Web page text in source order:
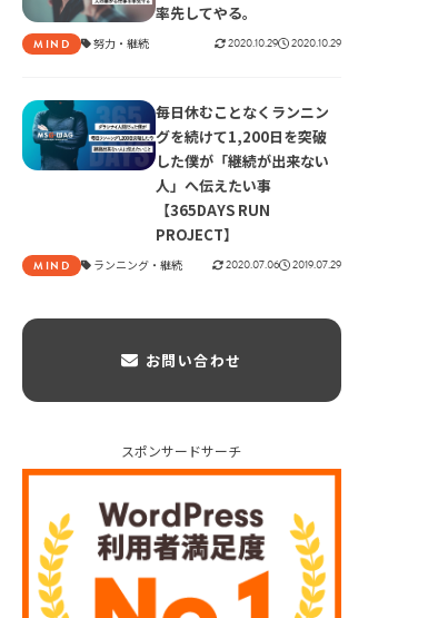
率先してやる。
MIND 努力 継続 2020.10.29 2020.10.29
毎日休むことなくランニン
グを続けて1,200日を突破
した僕が「継続が出来ない
人」へ伝えたい事
【365DAYS RUN
PROJECT】
MIND ランニング 継続 2020.07.06 2019.07.29
お問い合わせ
スポンサードサーチ